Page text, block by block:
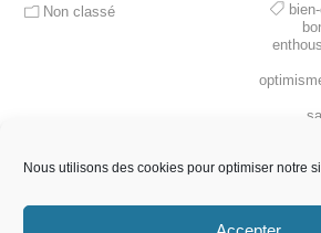
Nous utilisons des cookies pour optimiser notre
Non classé